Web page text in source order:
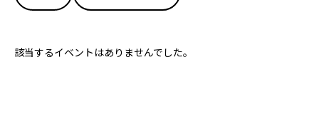
該当するイベントはありませんでした。